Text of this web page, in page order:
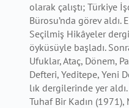
olarak çalıştı; Türkiye
Bürosu’nda görev aldı.
Seçilmiş Hikâyeler
öyküsüyle başladı.
Ufuklar, Ataç, Dönem,
Defteri, Yeditepe, Yeni
lık dergilerinde yer
Tuhaf Bir Kadın (1971),